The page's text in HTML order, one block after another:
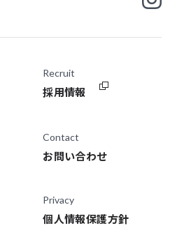
Recruit
採用情報
Contact
お問い合わせ
Privacy
個人情報保護方針